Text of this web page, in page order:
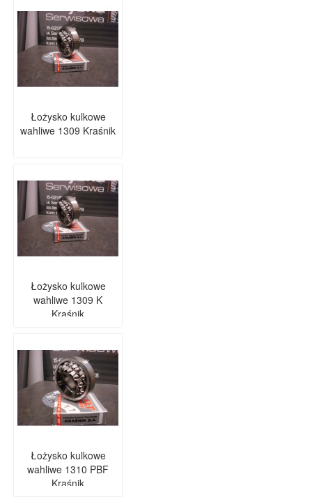
Łożysko kulkowe
wahliwe 1309 Kraśnik
Łożysko kulkowe
wahliwe 1309 K
Kraśnik
Łożysko kulkowe
wahliwe 1310 PBF
Kraśnik